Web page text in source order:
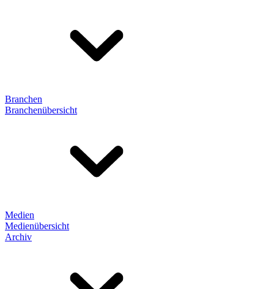
Branchen
Branchenübersicht
Medien
Medienübersicht
Archiv